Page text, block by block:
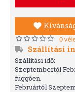
0
Szállítási
Szállítási idő:
Szeptembertől
függően.
Februártól